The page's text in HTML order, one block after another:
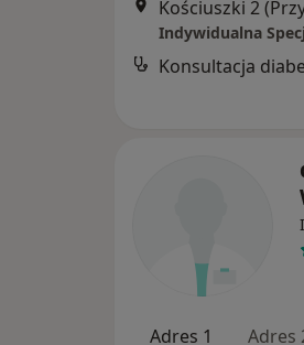
Konsultacja
Adres 1 Adres